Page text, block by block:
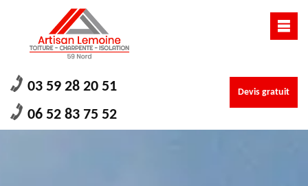
03 59 28 20 51
06 52 83 75 52
Devis gratuit